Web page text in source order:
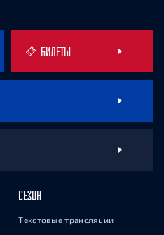
БИЛЕТЫ
СЕЗОН
Текстовые трансляции